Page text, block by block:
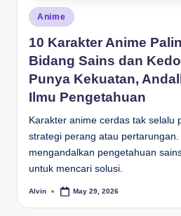
Posted
in
Anime
10 Karakter Anime
Bidang Sains dan
Punya Kekuatan,
Ilmu Pengetahuan
Karakter anime cerdas tak selalu
strategi perang atau
mengandalkan pengetahuan
untuk mencari solusi.
Posted
Alvin May 29, 2026